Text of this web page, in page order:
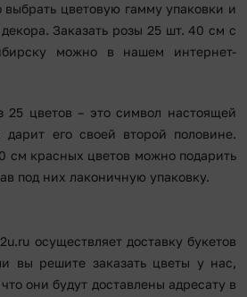
выбрать цветовую гамму упаковки и
Заказать розы 25 шт. 40 см с
можно в нашем интернет-
25 цветов – это символ настоящей
его своей второй половине.
см красных цветов можно подарить
под них лаконичную упаковку.
осуществляет доставку букетов
вы решите заказать цветы у нас,
они будут доставлены адресату в